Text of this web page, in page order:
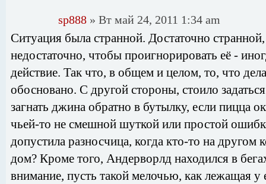
sp888 » Вт май 24, 2011 1:34 am
Ситуация была странной. Достаточно
недостаточно, чтобы проигнорировать её -
действие. Так что, в общем и целом, то, что
обосновано. С другой стороны, стоило
загнать джина обратно в бутылку, если пицца
чьей-то не смешной шуткой или простой
допустила разносчица, когда кто-то на другом
дом? Кроме того, Андерворлд находился в
внимание, пусть такой мелочью, как лежащая